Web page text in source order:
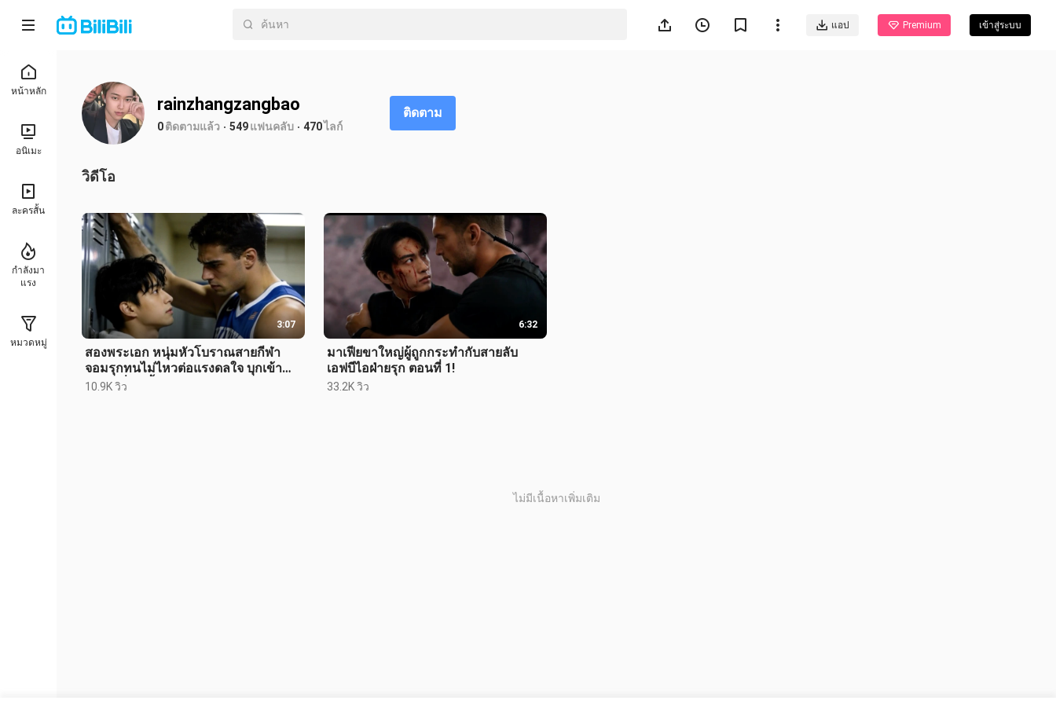
แอป Premium เข้าสู่ระบบ
หน้าหลัก
อนิเมะ
ละครสั้น
กำลังมา
แรง
หมวดหมู่
rainzhangzangbao
0ติดตามแล้ว 549แฟนคลับ 470ไลก์
ติดตาม
วิดีโอ
3:07
สองพระเอก หนุ่มหัวโบราณสายกีฬา
จอมรุกทนไม่ไหวต่อแรงดลใจ บุกเข้า
ห้องเปลี่ยนเสื้อผ้าบังคับทำรัก
10.9K วิว
6:32
มาเฟียขาใหญ่ผู้ถูกกระทำกับสายลับ
เอฟบีไอฝ่ายรุก ตอนที่ 1!
33.2K วิว
ไม่มีเนื้อหาเพิ่มเติม